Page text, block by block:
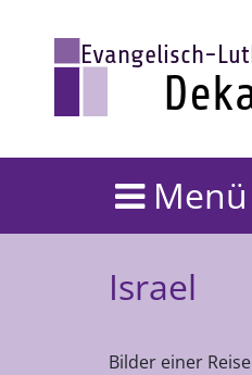
Menü
Israel
Bilder einer Reise